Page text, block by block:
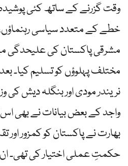
وقت گزرنے کے ساتھ کئی
خطے کے متعدد سیاسی
مشرقی پاکستان کی علیحدگی
مختلف پہلوؤں کو تسلیم کیا۔ بعد
نریندر مودی اور بنگلہ دیش کی
واجد کے بعض بیانات نے بھی اس
بھارت نے پاکستان کو کمزور اور
حکمتِ عملی اختیار کی تھی۔